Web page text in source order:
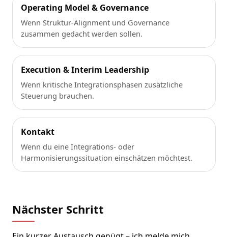
Operating Model & Governance
Wenn Struktur-Alignment und Governance
zusammen gedacht werden sollen.
Execution & Interim Leadership
Wenn kritische Integrationsphasen zusätzliche
Steuerung brauchen.
Kontakt
Wenn du eine Integrations- oder
Harmonisierungssituation einschätzen möchtest.
Nächster Schritt